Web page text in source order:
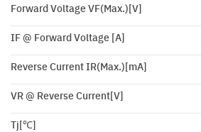
Forward Voltage VF(Max.)[V]
IF @ Forward Voltage [A]
Reverse Current IR(Max.)[mA]
VR @ Reverse Current[V]
Tj[℃]